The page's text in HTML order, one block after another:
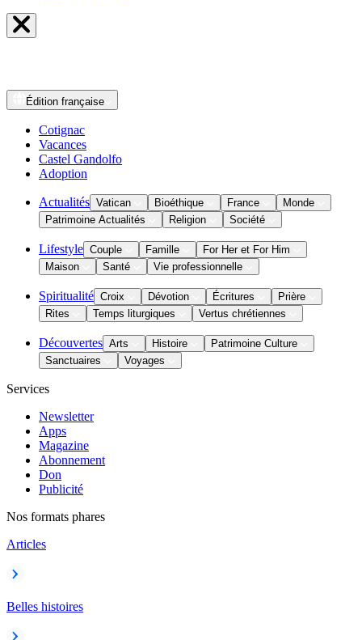
Édition française
Cotignac
Vacances
Castel Gandolfo
Adoption
Actualités Vatican Bioéthique France
Monde
Patrimoine Actualités
Religion Société
Lifestyle Couple Famille
For Her et For Him
Maison
Santé Vie professionnelle
Spiritualité Croix Dévotion Écritures
Prière
Rites
Temps liturgiques Vertus chrétiennes
Découvertes Arts Histoire
Patrimoine Culture
Sanctuaires
Voyages
Services
Newsletter
Apps
Magazine
Abonnement
Don
Publicité
Nos formats phares
Articles
Belles histoires